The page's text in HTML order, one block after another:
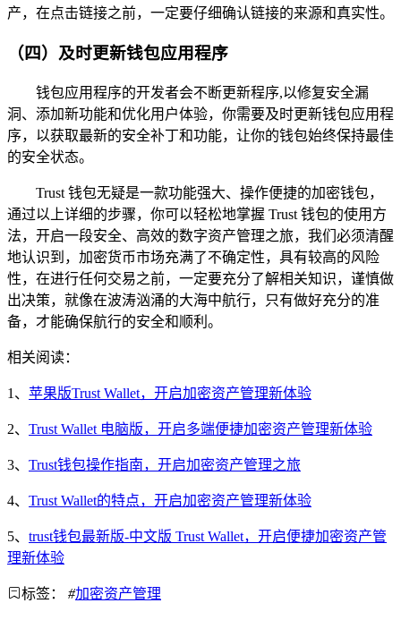
产，在点击链接之前，一定要仔细确认链接的来源和真实性。
（四）及时更新钱包应用程序
钱包应用程序的开发者会不断更新程序,以修复安全漏
洞、添加新功能和优化用户体验，你需要及时更新钱包应用程
序，以获取最新的安全补丁和功能，让你的钱包始终保持最佳
的安全状态。
Trust 钱包无疑是一款功能强大、操作便捷的加密钱包，
通过以上详细的步骤，你可以轻松地掌握 Trust 钱包的使用方
法，开启一段安全、高效的数字资产管理之旅，我们必须清醒
地认识到，加密货币市场充满了不确定性，具有较高的风险
性，在进行任何交易之前，一定要充分了解相关知识，谨慎做
出决策，就像在波涛汹涌的大海中航行，只有做好充分的准
备，才能确保航行的安全和顺利。
相关阅读：
1、 苹果版Trust Wallet，开启加密资产管理新体验
2、 Trust Wallet 电脑版，开启多端便捷加密资产管理新体验
3、 Trust钱包操作指南，开启加密资产管理之旅
4、 Trust Wallet的特点，开启加密资产管理新体验
5、 trust钱包最新版-中文版 Trust Wallet，开启便捷加密资产管
理新体验
标签： #加密资产管理